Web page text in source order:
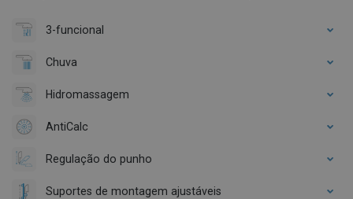
3-funcional
Chuva
Hidromassagem
AntiCalc
Regulação do punho
Suportes de montagem ajustáveis